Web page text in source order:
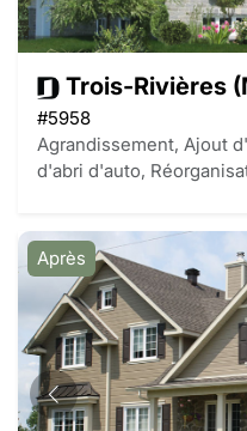
Trois-Rivières
#5958
Agrandissement, Ajout
d'abri d'auto,
Après